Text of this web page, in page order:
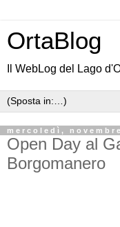
OrtaBlog
Il WebLog del Lago
mercoledì,
Open Day al
Borgomanero